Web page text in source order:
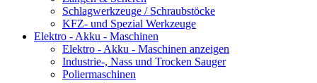
Schlagwerkzeuge / Schraubstöcke
KFZ- und Spezial Werkzeuge
Elektro - Akku - Maschinen
Elektro - Akku - Maschinen anzeigen
Industrie-, Nass und Trocken Sauger
Poliermaschinen